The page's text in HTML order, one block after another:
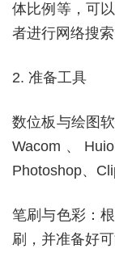
体比例等，可
者进行网络搜
2. 准备工具
数位板与绘图
Wacom、
Photoshop、
笔刷与色彩：
刷，并准备好